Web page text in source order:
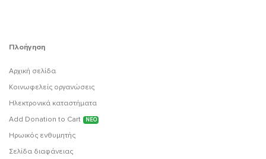
Πλοήγηση
Αρχική σελίδα
Κοινωφελείς οργανώσεις
Ηλεκτρονικά καταστήματα
Add Donation to Cart
ΝΕΟ
Ηρωικός ενθυμητής
Σελίδα διαφάνειας